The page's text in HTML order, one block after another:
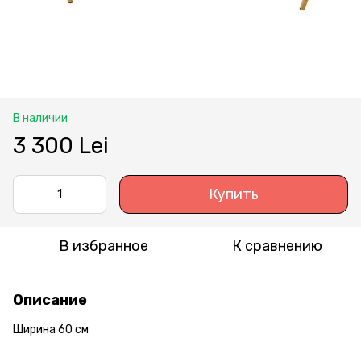
В наличии
3 300 Lei
Купить
В избранное К сравнению
Описание
Ширина 60 см